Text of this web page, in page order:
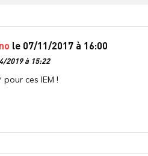
le 07/11/2017 à 16:00
2019 à 15:22
ces IEM !